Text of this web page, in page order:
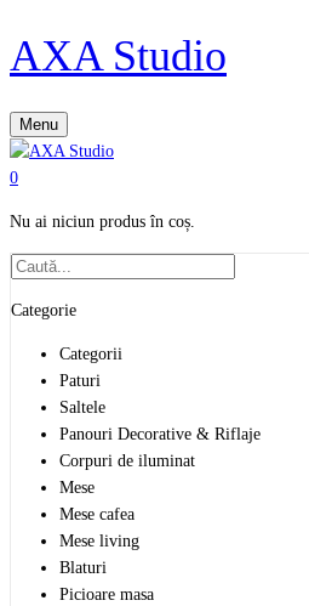
AXA Studio
Menu
0
Nu ai niciun produs în coș.
Categorie
Categorii
Paturi
Saltele
Panouri Decorative & Riflaje
Corpuri de iluminat
Mese
Mese cafea
Mese living
Blaturi
Picioare masa